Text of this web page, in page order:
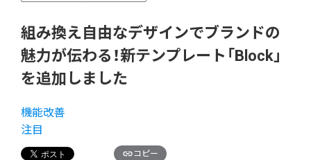
組み換え自由なデザインでブランドの
魅力が伝わる！新テンプレート「Block」
を追加しました
機能改善
注目
コピー